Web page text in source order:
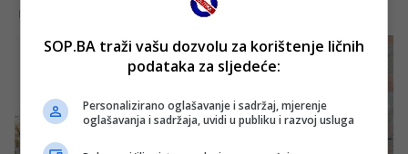
SOP.BA traži vašu dozvolu za korištenje ličnih
podataka za sljedeće:
Personalizirano oglašavanje i sadržaj, mjerenje
oglašavanja i sadržaja, uvidi u publiku i razvoj usluga